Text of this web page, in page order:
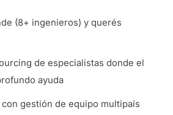
(8+ ingenieros) y querés
de especialistas donde el
ayuda
con gestión de equipo multipaís